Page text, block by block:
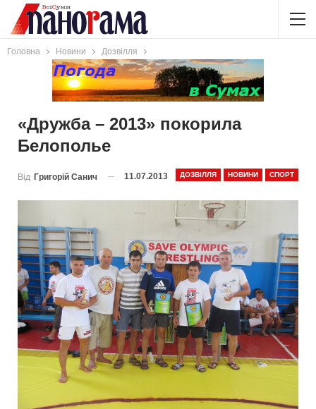
Головна Новини Дозвілля
«Дружба – 2013» покорила
Белополье
ДОЗВІЛЛЯ НОВИНИ СПОРТ
Від Григорій Санич 11.07.2013